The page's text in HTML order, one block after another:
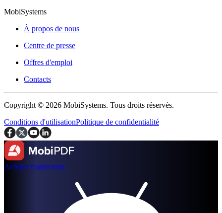
MobiSystems
À propos de nous
Centre de presse
Offres d'emploi
Contacts
Copyright © 2026 MobiSystems. Tous droits réservés.
Conditions d'utilisationPolitique de confidentialité
Acheter maintenant